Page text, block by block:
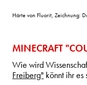
Härte von Fluorit, Zeichnung:
MINECRAFT
Wie wird
Freiberg" könnt ihr es